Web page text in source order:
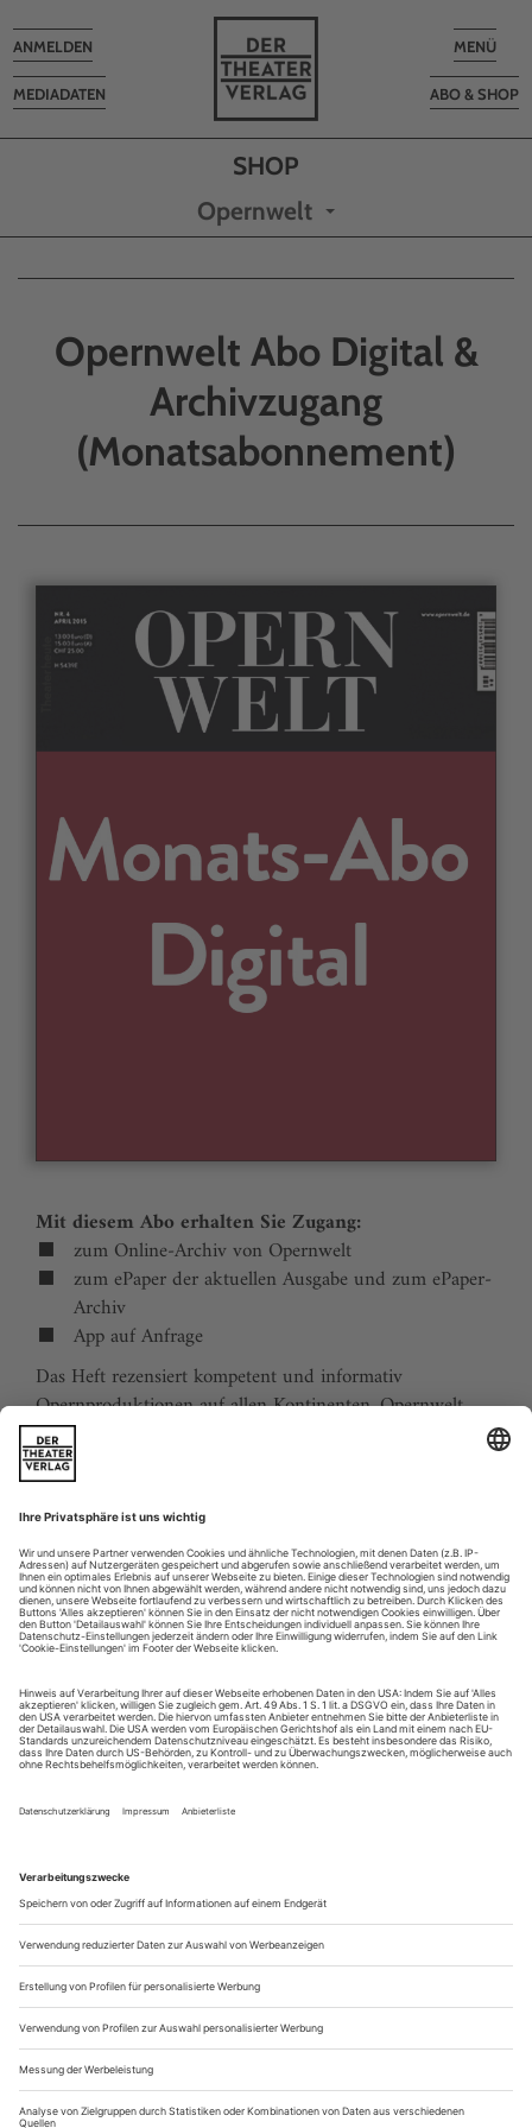
Toggle
MENÜ
ABO & SHOP
MEDIADATEN
Toggle
navigation
ANMELDEN
Opernwelt
Opernwelt Abo Digital &
Archivzugang
(Monatsabonnement)
Mit diesem Abo erhalten Sie Zugang:
zum Online-Archiv von Opernwelt
zum ePaper der aktuellen Ausgabe und zum ePaper-
Archiv
App auf Anfrage
Das Heft rezensiert kompetent und informativ
Opernproduktionen auf allen Kontinenten. Opernwelt
zeigt die Welt hinter der Bühne, befragt die Macher und
verfolgt die Kulturpolitik. Große Themenblöcke
behandeln die Geschichte der Oper, bedeutende
Komponisten und die interessantesten Aspekte des
internationalen Musiklebens. Die Premierenvorschau
animiert zu Opernreisen in alle Welt.
Sie erhalten Zugang zum Online-Archiv von Opernwelt
und können sowohl das aktuelle ePaper als auch das
ePaper-Archiv über Ihren Account auf www.der-
theaterverlag.de einsehen. Zugang zur App auf Anfrage.
Das Abonnement hat eine Laufzeit von einem Monat und
verlängert sich jeweils um einen weiteren Monat, sofern
es nicht vom Kunden auf der Seite „Mein Konto/Meine
Bestellungen“ auf www.der-theaterverlag.de gekündigt
in Kraft.
Aus steuerlichen Gründen abweichende Preise für Käufe
außerhalb Deutschlands (Endpreis vor Auslösen der Bestellung
ersichtlich)
9,99 €